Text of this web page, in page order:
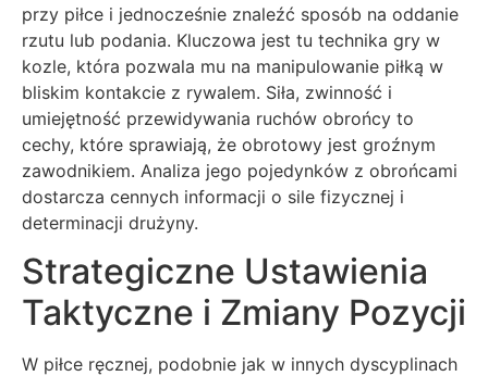
przy piłce i jednocześnie znaleźć sposób na oddanie
rzutu lub podania. Kluczowa jest tu technika gry w
kozle, która pozwala mu na manipulowanie piłką w
bliskim kontakcie z rywalem. Siła, zwinność i
umiejętność przewidywania ruchów obrońcy to
cechy, które sprawiają, że obrotowy jest groźnym
zawodnikiem. Analiza jego pojedynków z obrońcami
dostarcza cennych informacji o sile fizycznej i
determinacji drużyny.
Strategiczne Ustawienia
Taktyczne i Zmiany Pozycji
W piłce ręcznej, podobnie jak w innych dyscyplinach